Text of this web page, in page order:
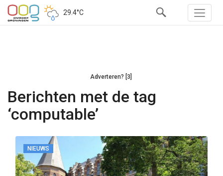
29.4°C
Adverteren? [3]
Berichten met de tag
‘computable’
NIEUWS